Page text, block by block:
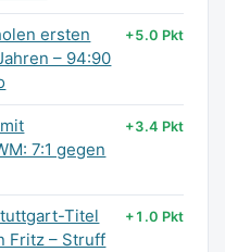
ersten
– 94:90
+5.0 Pkt
7:1 gegen
+3.4 Pkt
Titel
Fritz – Struff
+1.0 Pkt